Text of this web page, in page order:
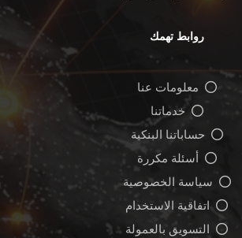
روابط تهمك
معلومات عنا
خدماتنا
حساباتنا البنكية
أسئلة مكررة
سياسة الخصوصية
اتفاقية الاستخدام
التسويق بالعمولة